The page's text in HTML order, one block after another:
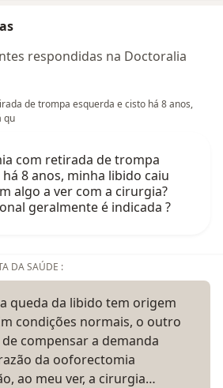
respondidas na Doctoralia
de trompa esquerda e cisto há 8 anos,
qu
com retirada de trompa
8 anos, minha libido caiu
algo a ver com a cirurgia?
geralmente é indicada ?
DA SAÚDE :
queda da libido tem origem
condições normais, o outro
compensar a demanda
da ooforectomia
ao meu ver, a cirurgia…